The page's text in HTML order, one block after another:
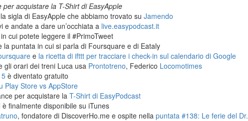
per acquistare la T-Shirt di EasyApple
sigla di EasyApple che abbiamo trovato su Jamendo
e andate a dare un’occhiata a live.easypodcast.it
in cui potete leggere il #PrimoTweet
la puntata in cui si parla di Foursquare e di Eataly
e la ricetta di ifttt per tracciare i check-in sul calendario di Google
gli orari dei treni Luca usa Prontotreno, Federico Locomotimes
è diventato gratuito
Play Store vs AppStore
per acquistare la T-Shirt di EasyPodcast
è finalmente disponibile su iTunes
, fondatore di DiscoverHo.me e ospite nella puntata #138: Le ferie del Dr.